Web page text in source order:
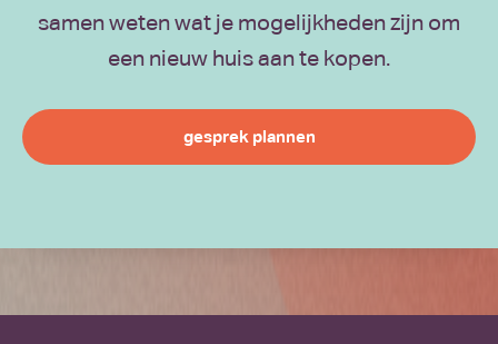
samen weten wat je mogelijkheden zijn om
een nieuw huis aan te kopen.
gesprek plannen